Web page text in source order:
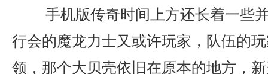
手机版传奇时间上方还长着一些
行会的魔龙力士又或许玩家，队伍的
领，那个大贝壳依旧在原本的地方，